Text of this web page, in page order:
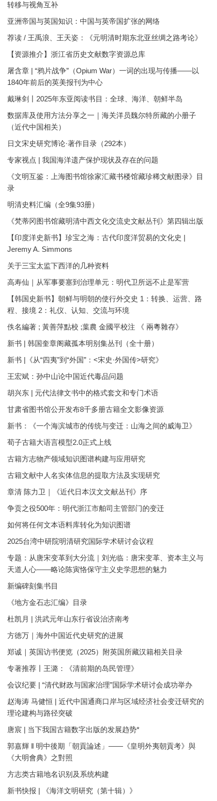
转移与视角互补
亚洲帝国与英国知识：中国与英帝国扩张的网络
荐读 / 王禹浪、王天姿：《元明清时期东北亚丝绸之路考论》
【资源推介】浙江省历史文献数字资源总库
屠含章 | “鸦片战争”（Opium War）一词的出现与传播——以
1840年前后的英美报刊为中心
戴琳剑丨2025年东亚阅读书目：全球、海洋、朝鲜半岛
数据库及使用方法分享之一｜海关洋员魏尔特所藏的小册子
（近代中国相关）
日文宋史研究博论·著作目录（292本）
专家视点 | 我国海洋遗产保护现状及存在的问题
《文明互鉴：上海图书馆徐家汇藏书楼馆藏珍稀文献图录》目
录
明清史料汇编（全9集93册）
《梵蒂冈图书馆藏明清中西文化交流史文献丛刊》第四辑出版
【印度洋史新书】珍宝之海：古代印度洋贸易的文化史 |
Jeremy A. Simmons
关于三宝太监下西洋的几种资料
高寿仙｜从军事要塞到治理单元：明代卫所远不止是军营
【韩国史新书】朝鲜与明朝的使行外交史 1：转换、运营、路
程、接境 2：礼仪、认知、交流与环境
佚名編著 ; 黃善萍點校 ;葉農 金國平校注 《 兩粵雜存》
新书 | 韩国奎章阁藏孤本明别集丛刊（全十册）
新书 |《从“四夷”到“外国”：<宋史·外国传>研究》
王宏斌：孙中山论中国近代毒品问题
胡兴东 | 元代法律文书中的格式套文和专门术语
甘肃省图书馆公开发布8千多册古籍全文影像资源
新书：《一个海滨城市的传统与变迁：山海之间的威海卫》
荀子古籍大语言模型2.0正式上线
古籍方志物产领域知识图谱构建与应用研究
古籍文献中人名实体信息的提取方法及实现研究
章清 陈力卫｜《近代日本汉文文献丛刊》序
争贡之役500年：明代浙江市舶司主管部门的变迁
如何将任何文本语料库转化为知识图谱
2025台湾中研院明清研究国际学术研讨会议程
专题：从唐宋变革到大分流｜刘光临：唐宋变革、资本主义与
天道人心——略论陈寅恪保守主义史学思想的魅力
新编碑刻集书目
《地方金石志汇编》目录
杜凯月 | 洪武元年山东行省设治济南考
方徳万｜海外中国近代史研究的进展
郑诚｜英国访书便览（2025）附英国所藏汉籍相关目录
专著推荐丨王潞：《清前期的岛民管理》
会议纪要 | “清代财政与国家治理”国际学术研讨会成功举办
赵海涛 马健恒 | 近代中国通商口岸与区域经济社会变迁研究的
理论建构与路径突破
唐宸 | 当下我国古籍数字出版的发展趋势*
郭嘉輝 ‖ 明中後期「朝貢論述」——《皇明外夷朝貢考》與
《大明會典》之對照
方志类古籍地名识别及系统构建
新书快报 | 《海洋文明研究（第十辑）》